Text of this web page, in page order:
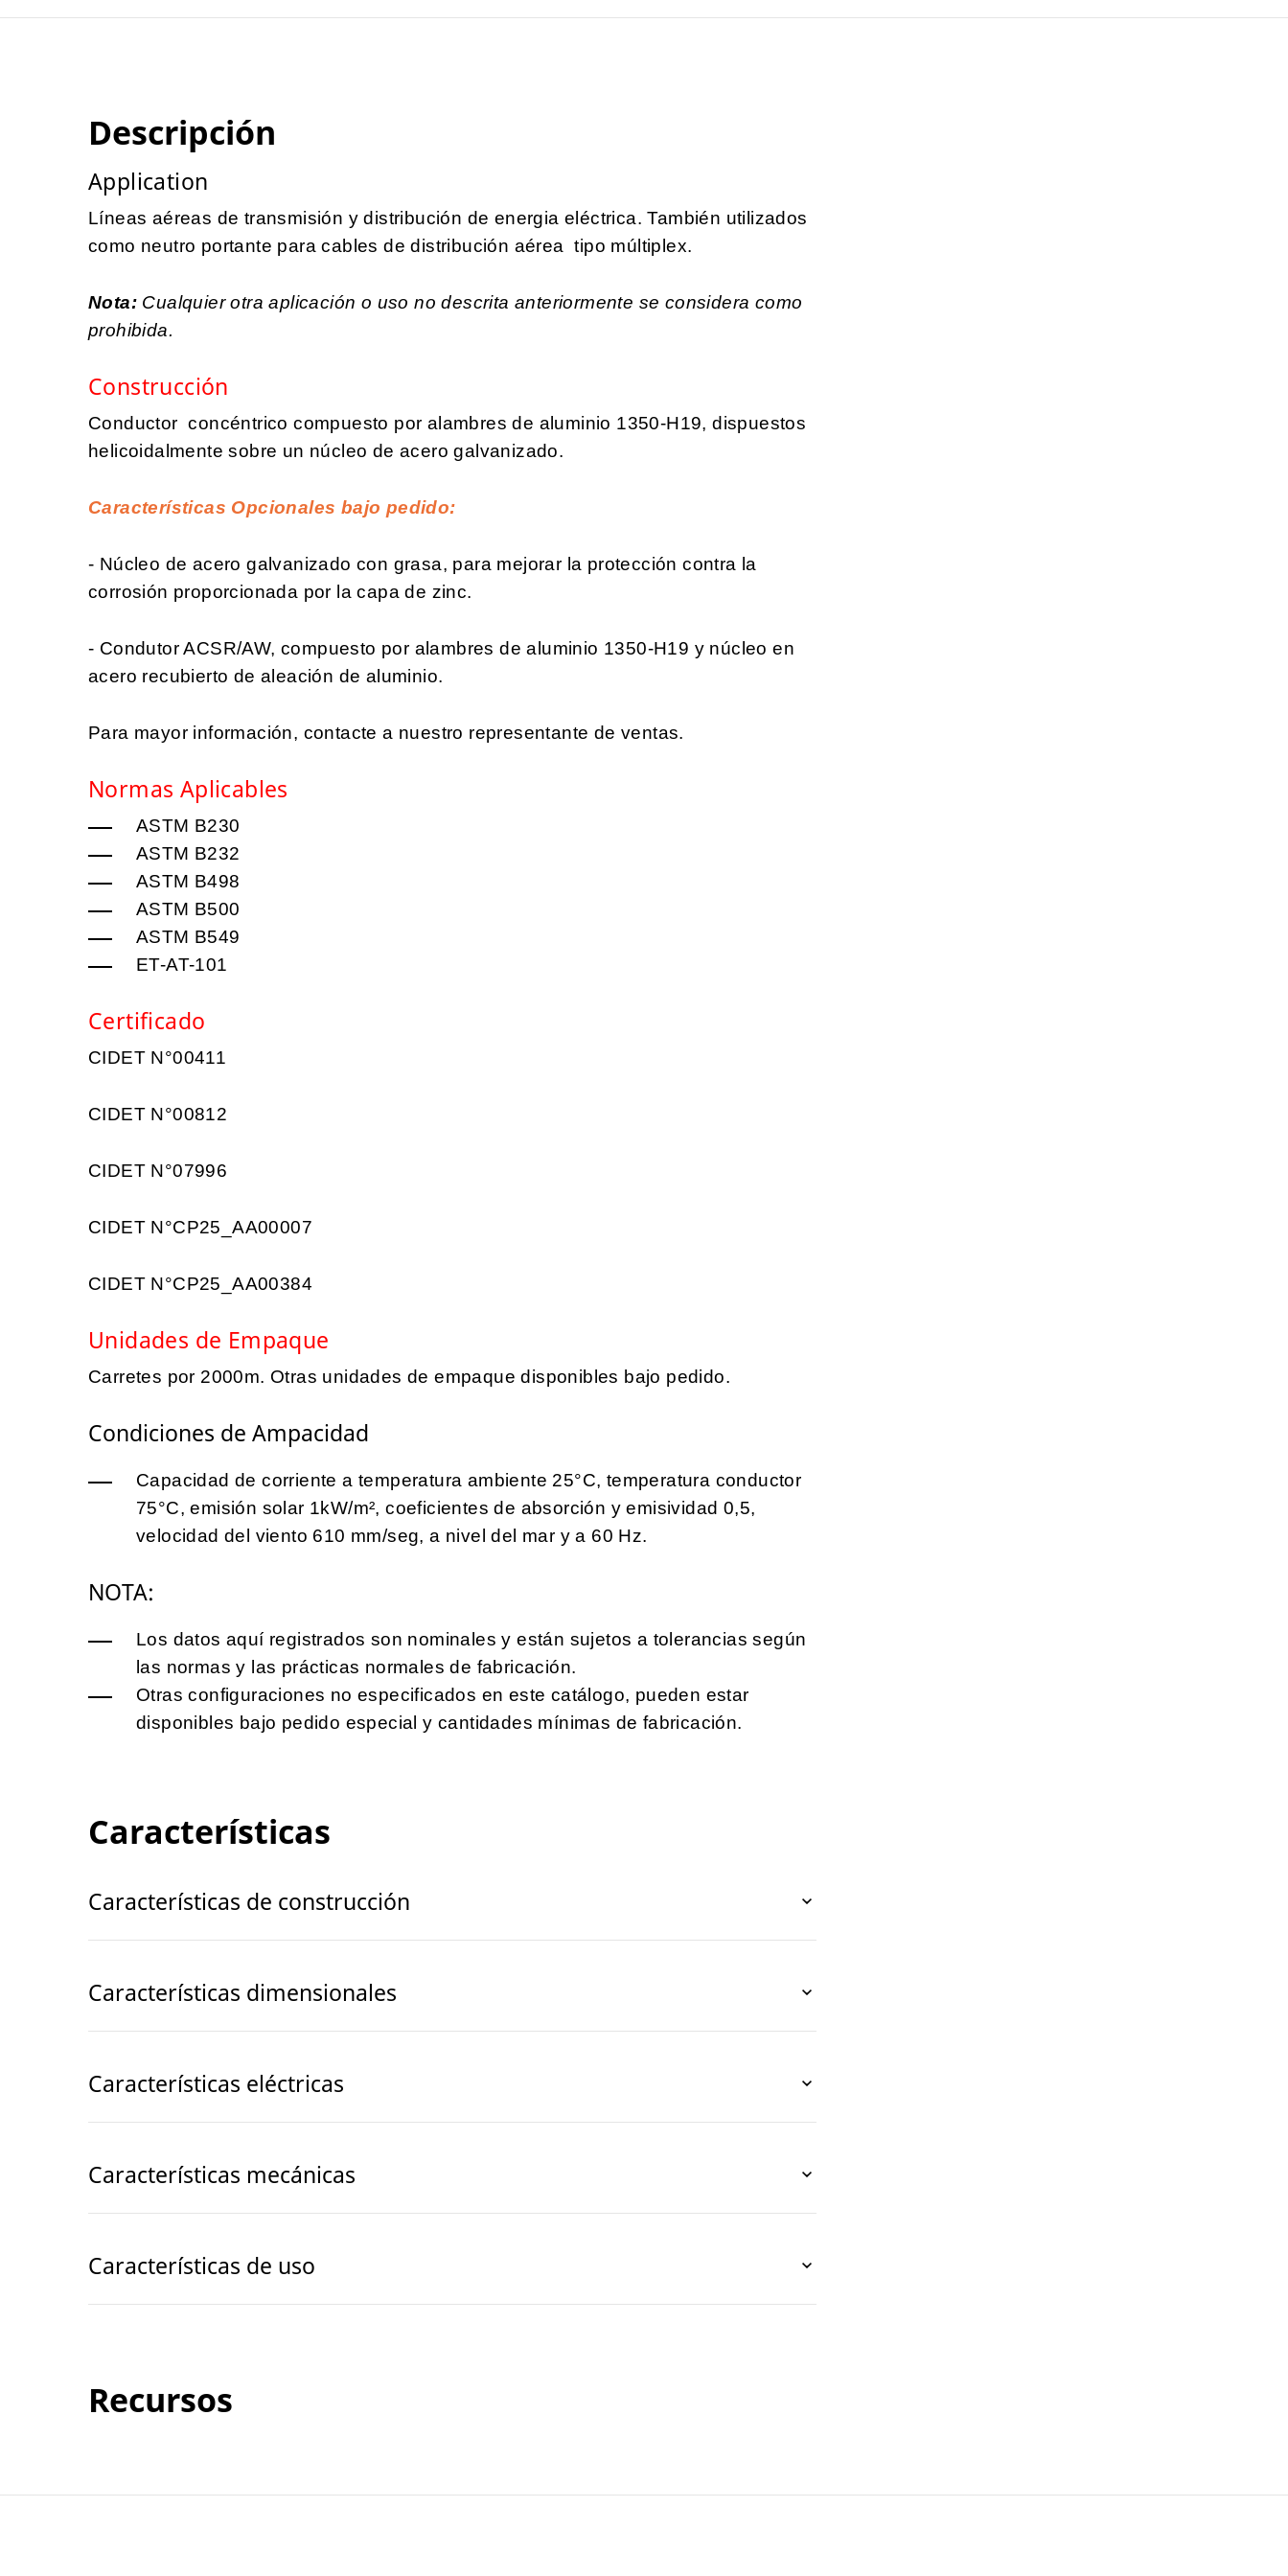
Descripción
Application
Líneas aéreas de transmisión y distribución de energia eléctrica. También utilizados
como neutro portante para cables de distribución aérea tipo múltiplex.
Nota: Cualquier otra aplicación o uso no descrita anteriormente se considera como
prohibida.
Construcción
Conductor concéntrico compuesto por alambres de aluminio 1350-H19, dispuestos
helicoidalmente sobre un núcleo de acero galvanizado.
Características Opcionales bajo pedido:
- Núcleo de acero galvanizado con grasa, para mejorar la protección contra la
corrosión proporcionada por la capa de zinc.
- Condutor ACSR/AW, compuesto por alambres de aluminio 1350-H19 y núcleo en
acero recubierto de aleación de aluminio.
Para mayor información, contacte a nuestro representante de ventas.
Normas Aplicables
ASTM B230
ASTM B232
ASTM B498
ASTM B500
ASTM B549
ET-AT-101
Certificado
CIDET N°00411
CIDET N°00812
CIDET N°07996
CIDET N°CP25_AA00007
CIDET N°CP25_AA00384
Unidades de Empaque
Carretes por 2000m. Otras unidades de empaque disponibles bajo pedido.
Condiciones de Ampacidad
Capacidad de corriente a temperatura ambiente 25°C, temperatura conductor
75°C, emisión solar 1kW/m², coeficientes de absorción y emisividad 0,5,
velocidad del viento 610 mm/seg, a nivel del mar y a 60 Hz.
NOTA:
Los datos aquí registrados son nominales y están sujetos a tolerancias según
las normas y las prácticas normales de fabricación.
Otras configuraciones no especificados en este catálogo, pueden estar
disponibles bajo pedido especial y cantidades mínimas de fabricación.
Características
Características de construcción
Características dimensionales
Características eléctricas
Características mecánicas
Características de uso
Recursos